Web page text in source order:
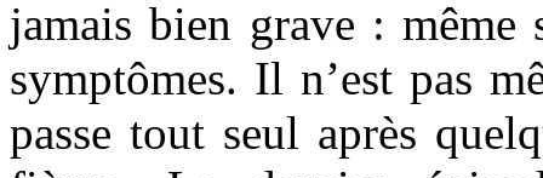
jamais bien grave : même
symptômes. Il n’est pas
passe tout seul après